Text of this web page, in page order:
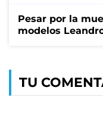
Pesar por la
modelos
TU